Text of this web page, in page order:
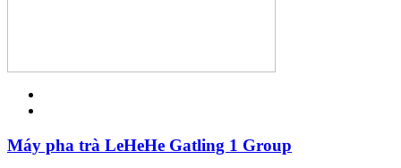
Máy pha trà LeHeHe Gatling 1 Group